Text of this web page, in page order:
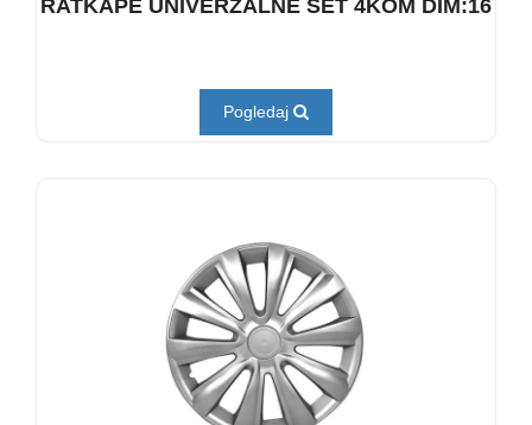
RATKAPE UNIVERZALNE SET 4KOM DIM:16
Pogledaj